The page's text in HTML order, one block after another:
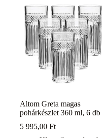
Altom Greta magas
pohárkészlet 360 ml, 6 db
5 995,00 Ft